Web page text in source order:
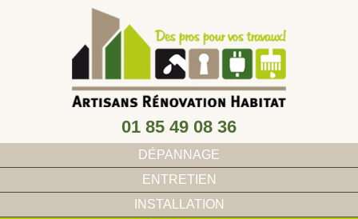
01 85 49 08 36
DÉPANNAGE
ENTRETIEN
INSTALLATION